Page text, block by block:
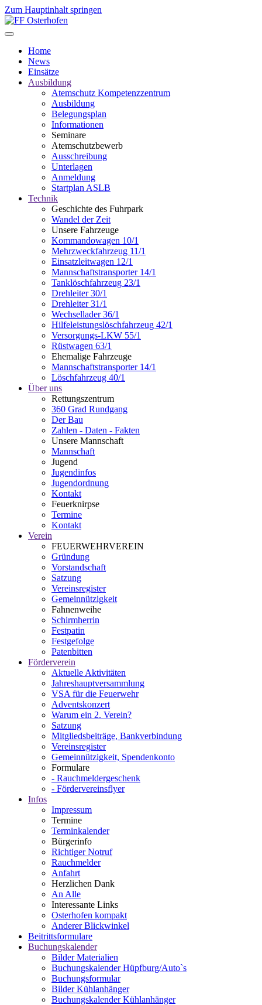
Zum Hauptinhalt springen
Home
News
Einsätze
Ausbildung
Atemschutz Kompetenzzentrum
Ausbildung
Belegungsplan
Informationen
Seminare
Atemschutzbewerb
Ausschreibung
Unterlagen
Anmeldung
Startplan ASLB
Technik
Geschichte des Fuhrpark
Wandel der Zeit
Unsere Fahrzeuge
Kommandowagen 10/1
Mehrzweckfahrzeug 11/1
Einsatzleitwagen 12/1
Mannschaftstransporter 14/1
Tanklöschfahrzeug 23/1
Drehleiter 30/1
Drehleiter 31/1
Wechsellader 36/1
Hilfeleistungslöschfahrzeug 42/1
Versorgungs-LKW 55/1
Rüstwagen 63/1
Ehemalige Fahrzeuge
Mannschaftstransporter 14/1
Löschfahrzeug 40/1
Über uns
Rettungszentrum
360 Grad Rundgang
Der Bau
Zahlen - Daten - Fakten
Unsere Mannschaft
Mannschaft
Jugend
Jugendinfos
Jugendordnung
Kontakt
Feuerknirpse
Termine
Kontakt
Verein
FEUERWEHRVEREIN
Gründung
Vorstandschaft
Satzung
Vereinsregister
Gemeinnützigkeit
Fahnenweihe
Schirmherrin
Festpatin
Festgefolge
Patenbitten
Förderverein
Aktuelle Aktivitäten
Jahreshauptversammlung
VSA für die Feuerwehr
Adventskonzert
Warum ein 2. Verein?
Satzung
Mitgliedsbeiträge, Bankverbindung
Vereinsregister
Gemeinnützigkeit, Spendenkonto
Formulare
- Rauchmeldergeschenk
- Fördervereinsflyer
Infos
Impressum
Termine
Terminkalender
Bürgerinfo
Richtiger Notruf
Rauchmelder
Anfahrt
Herzlichen Dank
An Alle
Interessante Links
Osterhofen kompakt
Anderer Blickwinkel
Beitrittsformulare
Buchungskalender
Bilder Materialien
Buchungskalender Hüpfburg/Auto`s
Buchungsformular
Bilder Kühlanhänger
Buchungskalender Kühlanhänger